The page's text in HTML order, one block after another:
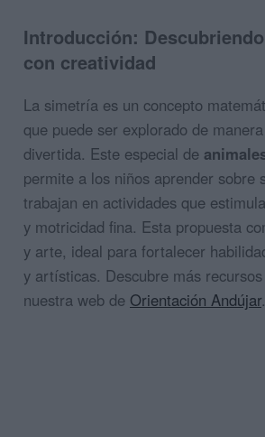
Introducción:
con creatividad
La simetría es un concepto
que puede ser explorado de
divertida. Este especial de
permite a los niños aprender sobre
trabajan en actividades que
y motricidad fina. Esta propuesta
y arte, ideal para fortalecer
y artísticas. Descubre más
nuestra web de Orientación Andújar.